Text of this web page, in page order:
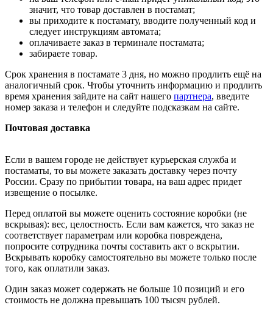
значит, что товар доставлен в постамат;
вы приходите к постамату, вводите полученный код и
следует инструкциям автомата;
оплачиваете заказ в терминале постамата;
забираете товар.
Срок хранения в постамате 3 дня, но можно продлить ещё на
аналогичный срок. Чтобы уточнить информацию и продлить
время хранения зайдите на сайт нашего партнера, введите
номер заказа и телефон и следуйте подсказкам на сайте.
Почтовая доставка
Если в вашем городе не действует курьерская служба и
постаматы, то вы можете заказать доставку через почту
России. Сразу по прибытии товара, на ваш адрес придет
извещение о посылке.
Перед оплатой вы можете оценить состояние коробки (не
вскрывая): вес, целостность. Если вам кажется, что заказ не
соответствует параметрам или коробка повреждена,
попросите сотрудника почты составить акт о вскрытии.
Вскрывать коробку самостоятельно вы можете только после
того, как оплатили заказ.
Один заказ может содержать не больше 10 позиций и его
стоимость не должна превышать 100 тысяч рублей.